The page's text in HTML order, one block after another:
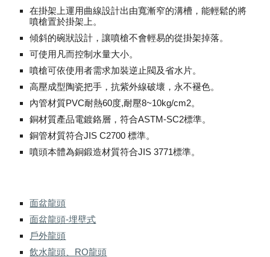
在掛架上運用曲線設計出由寬漸窄的溝槽，能輕鬆的將
噴槍置於掛架上。
傾斜的碗狀設計，讓噴槍不會輕易的從掛架掉落。
可使用凡而控制水量大小。
噴槍可依使用者需求加裝逆止閥及省水片。
高壓成型陶瓷把手，抗紫外線破壞，永不褪色。
內管材質PVC耐熱60度,耐壓8~10kg/cm2。
銅材質產品電鍍鉻層，符合ASTM-SC2標準。
銅管材質符合JIS C2700 標準。
噴頭本體為銅鍛造材質符合JIS 3771標準。
面盆龍頭
面盆龍頭-埋壁式
戶外龍頭
飲水龍頭、RO龍頭